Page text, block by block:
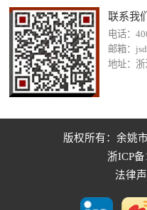
联系我
电话：
邮箱：
地址：
版权所有：余姚
浙ICP备
法律